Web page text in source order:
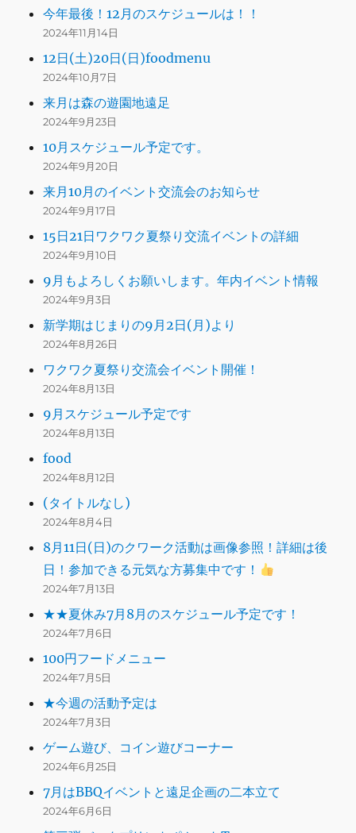
今年最後！12月のスケジュールは！！
2024年11月14日
12日(土)20日(日)foodmenu
2024年10月7日
来月は森の遊園地遠足
2024年9月23日
10月スケジュール予定です。
2024年9月20日
来月10月のイベント交流会のお知らせ
2024年9月17日
15日21日ワクワク夏祭り交流イベントの詳細
2024年9月10日
9月もよろしくお願いします。年内イベント情報
2024年9月3日
新学期はじまりの9月2日(月)より
2024年8月26日
ワクワク夏祭り交流会イベント開催！
2024年8月13日
9月スケジュール予定です
2024年8月13日
food
2024年8月12日
(タイトルなし)
2024年8月4日
8月11日(日)のクワーク活動は画像参照！詳細は後
日！参加できる元気な方募集中です！
2024年7月13日
★★夏休み7月8月のスケジュール予定です！
2024年7月6日
100円フードメニュー
2024年7月5日
★今週の活動予定は
2024年7月3日
ゲーム遊び、コイン遊びコーナー
2024年6月25日
7月はBBQイベントと遠足企画の二本立て
2024年6月6日